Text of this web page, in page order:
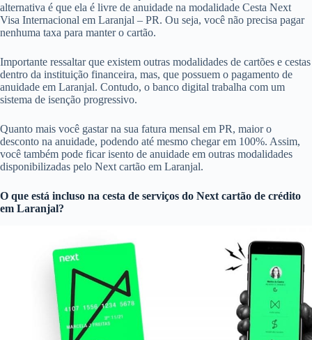
alternativa é que ela é livre de anuidade na modalidade Cesta Next
Visa Internacional em Laranjal – PR. Ou seja, você não precisa pagar
nenhuma taxa para manter o cartão.
Importante ressaltar que existem outras modalidades de cartões e cestas
dentro da instituição financeira, mas, que possuem o pagamento de
anuidade em Laranjal. Contudo, o banco digital trabalha com um
sistema de isenção progressivo.
Quanto mais você gastar na sua fatura mensal em PR, maior o
desconto na anuidade, podendo até mesmo chegar em 100%. Assim,
você também pode ficar isento de anuidade em outras modalidades
disponibilizadas pelo Next cartão em Laranjal.
O que está incluso na cesta de serviços do Next cartão de crédito
em Laranjal?